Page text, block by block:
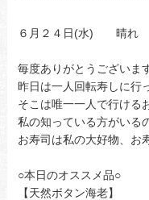
６月２４日(水) 晴れ
毎度ありがとうございま
昨日は一人回転寿しに行
そこは唯一一人で行ける
私の知っている方がいる
お寿司は私の大好物、お
○本日のオススメ品○
【天然ボタン海老】